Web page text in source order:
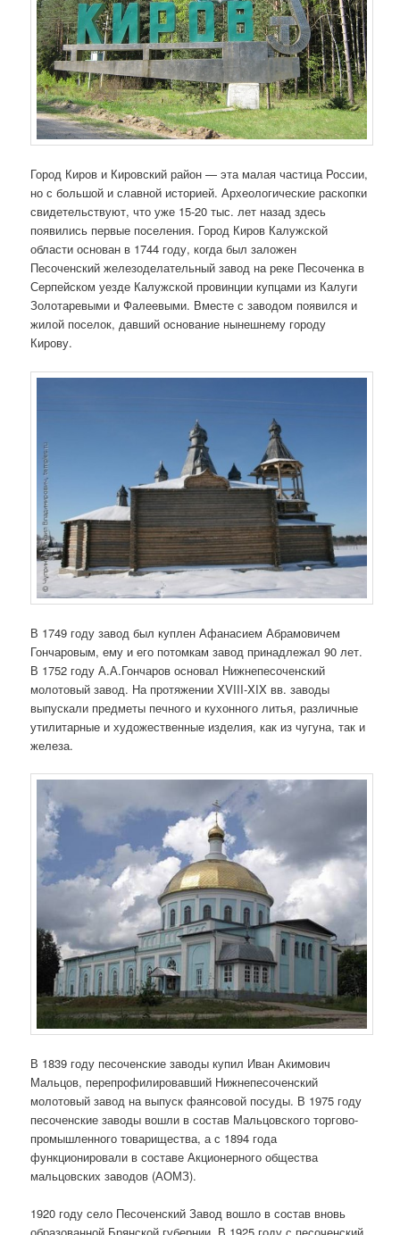
Город Киров и Кировский район — эта малая частица России,
но с большой и славной историей. Археологические раскопки
свидетельствуют, что уже 15-20 тыс. лет назад здесь
появились первые поселения. Город Киров Калужской
области основан в 1744 году, когда был заложен
Песоченский железоделательный завод на реке Песоченка в
Серпейском уезде Калужской провинции купцами из Калуги
Золотаревыми и Фалеевыми. Вместе с заводом появился и
жилой поселок, давший основание нынешнему городу
Кирову.
В 1749 году завод был куплен Афанасием Абрамовичем
Гончаровым, ему и его потомкам завод принадлежал 90 лет.
В 1752 году А.А.Гончаров основал Нижнепесоченский
молотовый завод. На протяжении XVIII-XIX вв. заводы
выпускали предметы печного и кухонного литья, различные
утилитарные и художественные изделия, как из чугуна, так и
железа.
В 1839 году песоченские заводы купил Иван Акимович
Мальцов, перепрофилировавший Нижнепесоченский
молотовый завод на выпуск фаянсовой посуды. В 1975 году
песоченские заводы вошли в состав Мальцовского торгово-
промышленного товарищества, а с 1894 года
функционировали в составе Акционерного общества
мальцовских заводов (АОМЗ).
1920 году село Песоченский Завод вошло в состав вновь